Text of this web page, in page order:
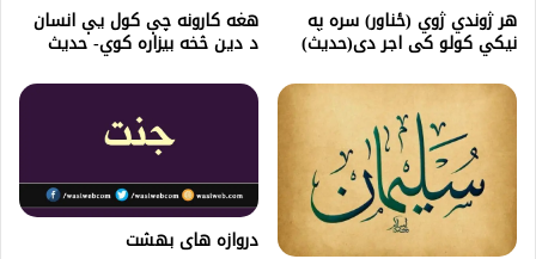
هر ژوندي ژوي (ځناور) سره په
نیکي کولو کی اجر دی(حدیث)
هغه کارونه چې کول یې انسان
د دین څخه بیزاره کوي- حدیث
دروازه هاى بهشت